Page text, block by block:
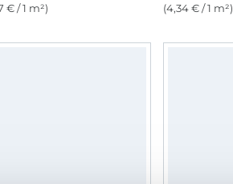
€ / 1 m²) (4,34 € / 1 m²)